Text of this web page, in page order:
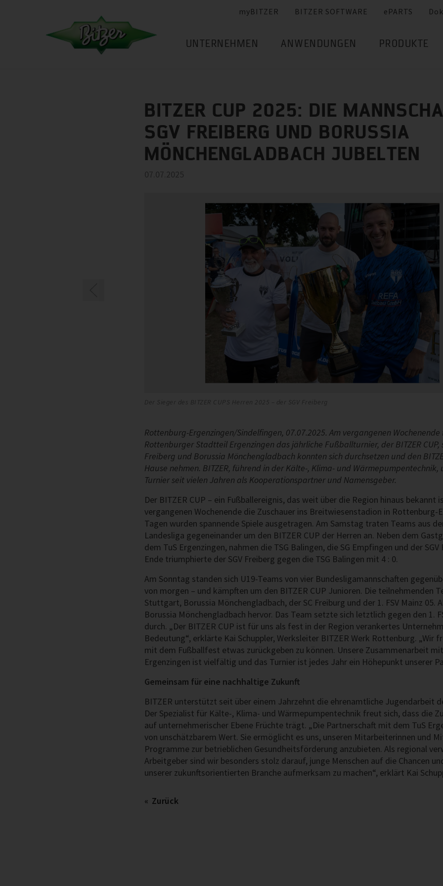
myBITZER BITZER SOFTWARE ePARTS
UNTERNEHMEN ANWENDUNGEN PRODUKTE
BITZER CUP 2025: DIE
SGV FREIBERG UND BORUSSIA
MÖNCHENGLADBACH JUBELTEN
07.07.2025
Der Sieger des BITZER CUPS Herren 2025 – der SGV Freiberg
Rottenburg-Ergenzingen/Sindelfingen, 07.07.2025. Am vergangenen Wochenende
Rottenburger Stadtteil Ergenzingen das jährliche Fußballturnier, der BITZER CUP,
Freiberg und Borussia Mönchengladbach konnten sich durchsetzen und den
Hause nehmen. BITZER, führend in der Kälte-, Klima- und
Turnier seit vielen Jahren als Kooperationspartner und Namensgeber.
Der BITZER CUP – ein Fußballereignis, das weit über die Region hinaus bekannt
vergangenen Wochenende die Zuschauer ins Breitwiesenstadion in Rottenburg-
Tagen wurden spannende Spiele ausgetragen. Am Samstag traten Teams aus
Landesliga gegeneinander um den BITZER CUP der Herren an. Neben dem
dem TuS Ergenzingen, nahmen die TSG Balingen, die SG Empfingen und der
Ende triumphierte der SGV Freiberg gegen die TSG Balingen mit 4 : 0.
Am Sonntag standen sich U19-Teams von vier Bundesligamannschaften
von morgen – und kämpften um den BITZER CUP Junioren. Die teilnehmenden
Stuttgart, Borussia Mönchengladbach, der SC Freiburg und der 1. FSV Mainz 05.
Borussia Mönchengladbach hervor. Das Team setzte sich letztlich gegen den 1.
durch. „Der BITZER CUP ist für uns als fest in der Region verankertes
Bedeutung“, erklärte Kai Schuppler, Werksleiter BITZER Werk Rottenburg. „Wir
mit dem Fußballfest etwas zurückgeben zu können. Unsere Zusammenarbeit
Ergenzingen ist vielfältig und das Turnier ist jedes Jahr ein Höhepunkt unserer
Gemeinsam für eine nachhaltige Zukunft
BITZER unterstützt seit über einem Jahrzehnt die ehrenamtliche Jugendarbeit
Der Spezialist für Kälte-, Klima- und Wärmepumpentechnik freut sich, dass die
auf unternehmerischer Ebene Früchte trägt. „Die Partnerschaft mit dem TuS
von unschätzbarem Wert. Sie ermöglicht es uns, unseren Mitarbeiterinnen und
Programme zur betrieblichen Gesundheitsförderung anzubieten. Als regional
Arbeitgeber sind wir besonders stolz darauf, junge Menschen auf die Chancen
unserer zukunftsorientierten Branche aufmerksam zu machen“, erklärt Kai
Zurück